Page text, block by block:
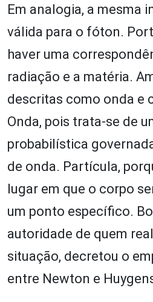
Em analogia, a mesma
válida para o fóton.
haver uma
radiação e a matéria.
descritas como onda e
Onda, pois trata-se de
probabilística
de onda. Partícula,
lugar em que o corpo
um ponto específico.
autoridade de quem
situação, decretou o
entre Newton e